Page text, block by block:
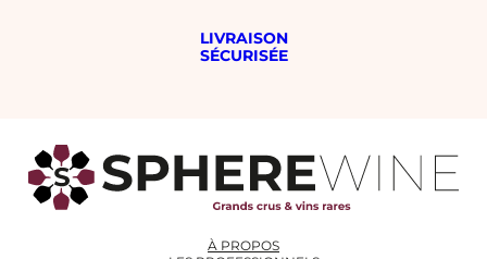
LIVRAISON
SÉCURISÉE
À PROPOS